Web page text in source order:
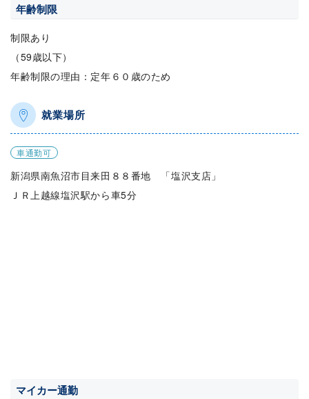
年齢制限
制限あり
（59歳以下）
年齢制限の理由：定年６０歳のため
就業場所
車通勤可
新潟県南魚沼市目来田８８番地 「塩沢支店」
ＪＲ上越線塩沢駅から車5分
マイカー通勤